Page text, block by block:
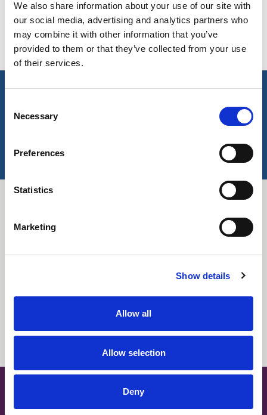
We also share information about your use of our site with
our social media, advertising and analytics partners who
may combine it with other information that you’ve
provided to them or that they’ve collected from your use
of their services.
Selection
Necessary
Preferences
Statistics
Marketing
Show details
Allow all
Allow selection
Deny
Navy
321
Black
400
UV-Schutzfaktor
Stretch-Eigenschaften
Einloggen
Technische Informationen Einloggen